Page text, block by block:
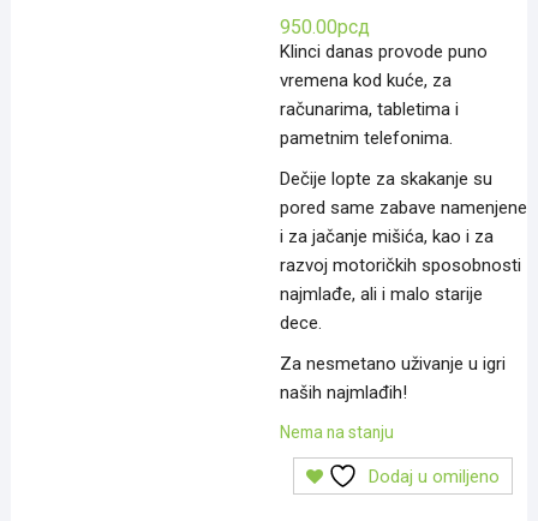
950.00рсд
Klinci danas provode puno
vremena kod kuće, za
računarima, tabletima i
pametnim telefonima.
Dečije lopte za skakanje su
pored same zabave namenjene
i za jačanje mišića, kao i za
razvoj motoričkih sposobnosti
najmlađe, ali i malo starije
dece.
Za nesmetano uživanje u igri
naših najmlađih!
Nema na stanju
Dodaj u omiljeno